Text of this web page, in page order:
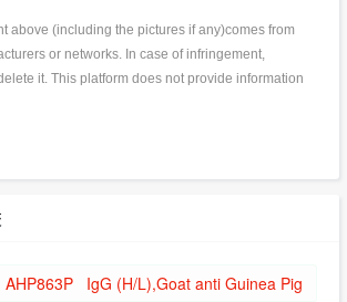
above (including the pictures if any)comes from
or networks. In case of infringement,
it. This platform does not provide information